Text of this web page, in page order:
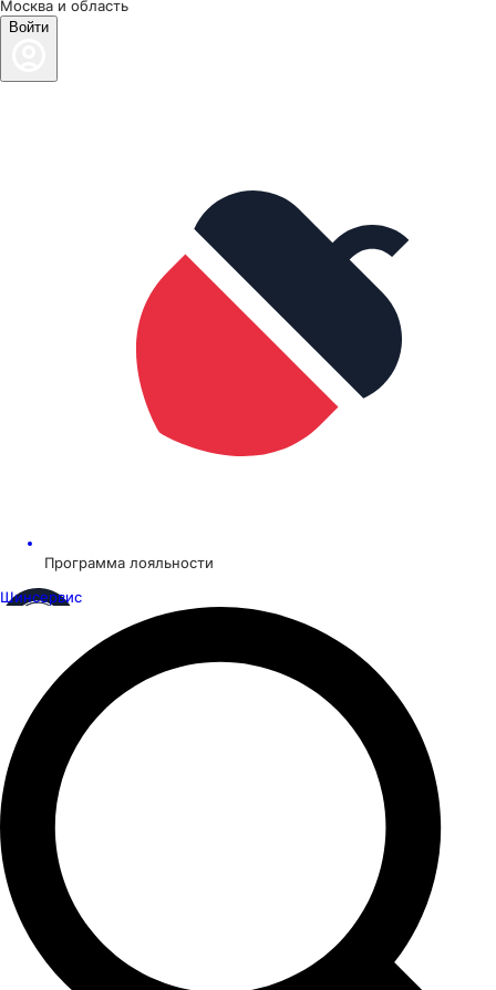
Москва и область
Войти
Программа лояльности
Шинсервис